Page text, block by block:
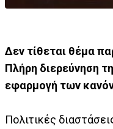
Δεν τίθεται θέμα
Πλήρη διερεύνηση
εφαρμογή των
Πολιτικές